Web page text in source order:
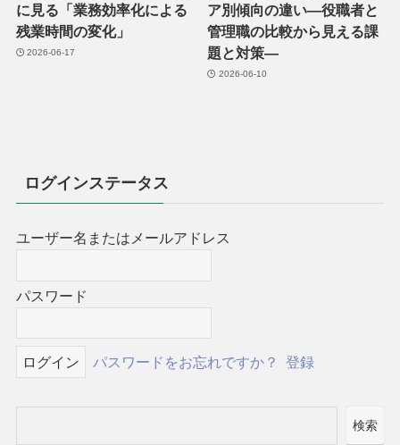
に見る「業務効率化による
残業時間の変化」
2026-06-17
ア別傾向の違い―役職者と
管理職の比較から見える課
題と対策―
2026-06-10
ログインステータス
ユーザー名またはメールアドレス
パスワード
パスワードをお忘れですか？ 登録
検索